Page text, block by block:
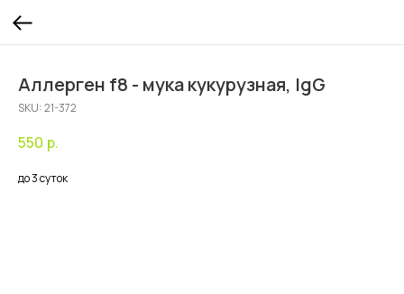
Аллерген f8 - мука кукурузная, IgG
SKU:21-372
550 р.
до 3 суток